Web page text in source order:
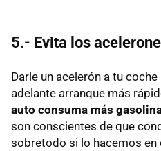
5.- Evita los
Darle un acelerón a tu
adelante arranque más
auto consuma más
son conscientes de que
sobretodo si lo hacemos en